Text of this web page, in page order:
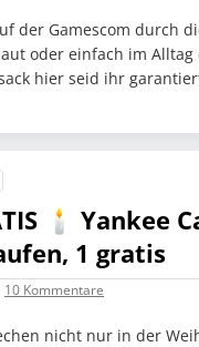
der Gamescom durch
oder einfach im
hier seid ihr
🕯️ Yankee
1 gratis
10 Kommentare
nicht nur in der